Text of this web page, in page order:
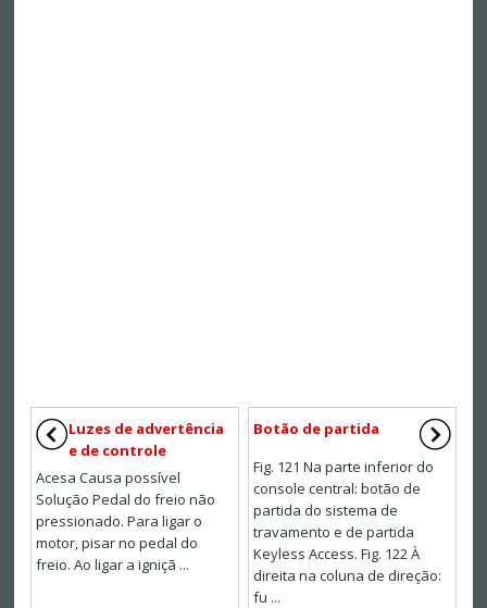
Luzes de advertência
e de controle
Acesa Causa possível
Solução Pedal do freio não
pressionado. Para ligar o
motor, pisar no pedal do
freio. Ao ligar a igniçã ...
Botão de partida
Fig. 121 Na parte inferior do
console central: botão de
partida do sistema de
travamento e de partida
Keyless Access. Fig. 122 À
direita na coluna de direção:
fu ...